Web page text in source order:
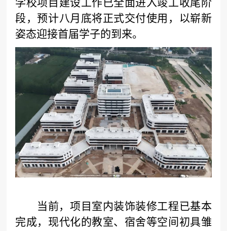
段，预计八月底将正式交付使用，以崭新
姿态迎接首届学子的到来。
当前，项目室内装饰装修工程已基本
完成，现代化的教室、宿舍等空间初具雏